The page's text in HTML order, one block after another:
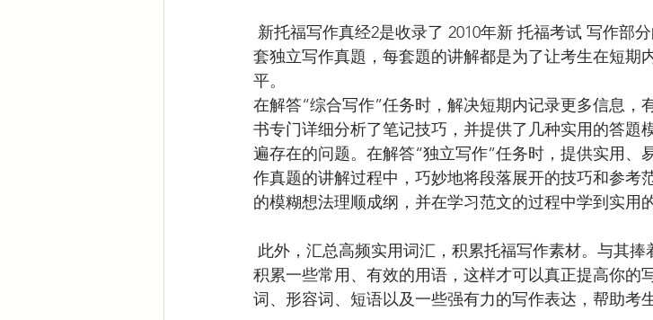
套独立写作真題，每套題的讲解都是为了让考生在短期
平。
在解答“综合写作”任务时，解决短期内记录更多信息，
书专门详细分析了笔记技巧，并提供了几种实用的答題
遍存在的问题。在解答“独立写作”任务时，提供实用、
作真题的讲解过程中，巧妙地将段落展开的技巧和参考
的模糊想法理顺成纲，并在学习范文的过程中学到实用
积累一些常用、有效的用语，这样才可以真正提高你的
词、形容词、短语以及一些强有力的写作表达，帮助考